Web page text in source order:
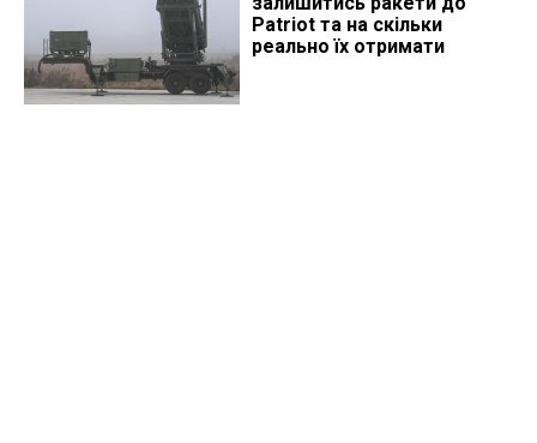
Patriot та на скільки
реально їх отримати